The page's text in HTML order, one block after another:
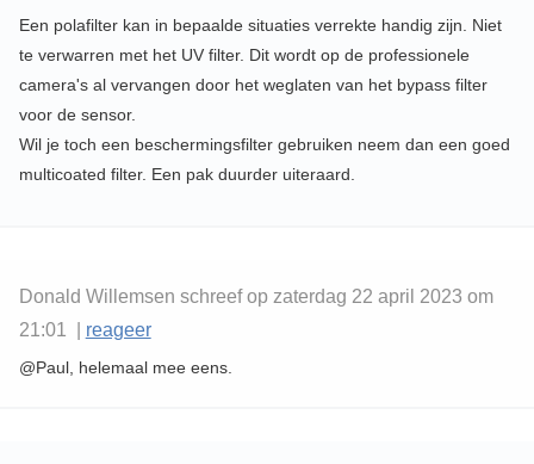
Een polafilter kan in bepaalde situaties verrekte handig zijn. Niet
te verwarren met het UV filter. Dit wordt op de professionele
camera's al vervangen door het weglaten van het bypass filter
voor de sensor.
Wil je toch een beschermingsfilter gebruiken neem dan een goed
multicoated filter. Een pak duurder uiteraard.
Donald Willemsen schreef op zaterdag 22 april 2023 om
21:01 | reageer
@Paul, helemaal mee eens.